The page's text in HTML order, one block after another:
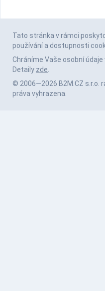
Tato stránka v rámci
používání a dostupnosti
Chráníme Vaše osobní údaje
Detaily zde.
© 2006—2026 B2M.CZ s.r.o.
práva vyhrazena.